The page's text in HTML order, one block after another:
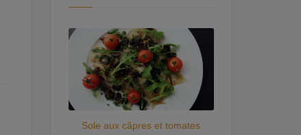
Sole aux câpres et tomates